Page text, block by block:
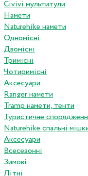
Civivi мультитули
Намети
Naturehike намети
Одномісні
Двомісні
Тримісні
Чотиримісні
Аксесуари
Ranger намети
Tramp намети, тенти
Туристичне
Naturehike спальні
Аксесуари
Всесезонні
Зимові
Літні